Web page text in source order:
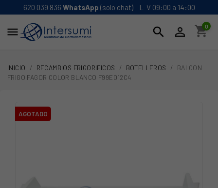
620 039 836 WhatsApp (solo chat) - L-V 09:00 a 14:00
 search  shopping_cart
0
INICIO RECAMBIOS FRIGORIFICOS BOTELLEROS
BALCON
FRIGO FAGOR COLOR BLANCO F99E012C4
AGOTADO